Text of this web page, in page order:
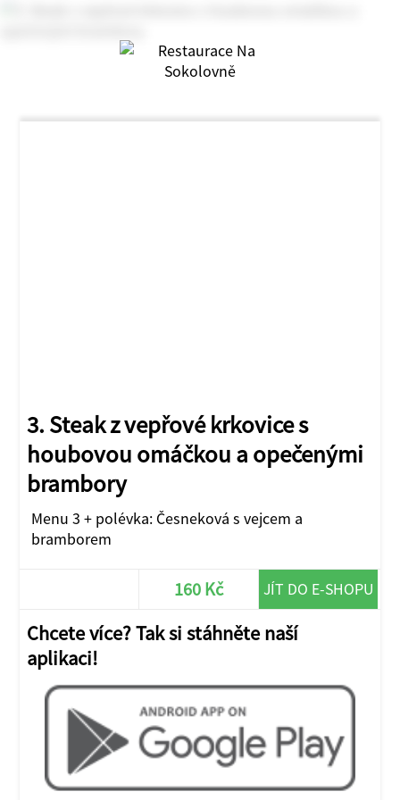
3. Steak z vepřové krkovice s
houbovou omáčkou a opečenými
brambory
Menu 3 + polévka: Česneková s vejcem a
bramborem
160 Kč JÍT DO E-SHOPU
Chcete více? Tak si stáhněte naší
aplikaci!